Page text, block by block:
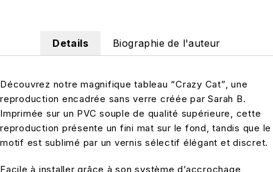
Details Biographie de l'auteur
Découvrez notre magnifique tableau “Crazy Cat”, une
reproduction encadrée sans verre créée par Sarah B.
Imprimée sur un PVC souple de qualité supérieure, cette
reproduction présente un fini mat sur le fond, tandis que le
motif est sublimé par un vernis sélectif élégant et discret.
Facile à installer grâce à son système d’accrochage